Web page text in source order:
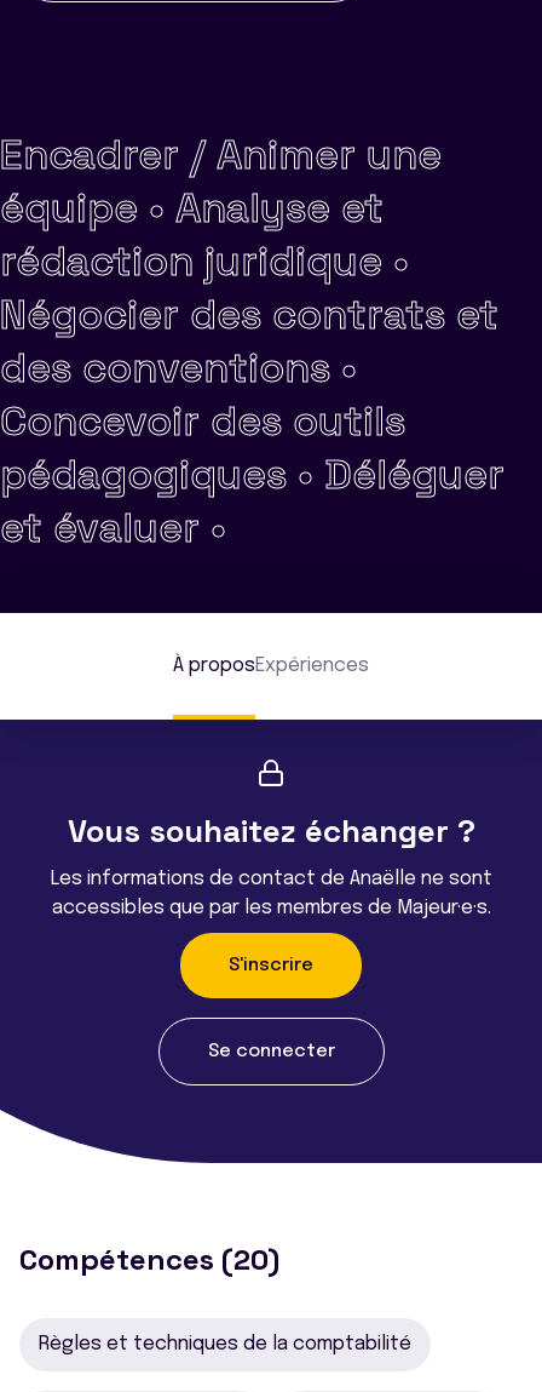
Encadrer / Animer une
équipe • Analyse et
rédaction juridique •
Négocier des contrats et
des conventions •
Concevoir des outils
pédagogiques • Déléguer
et évaluer •
À proposExpériences
Vous souhaitez échanger ?
Les informations de contact de Anaëlle ne sont
accessibles que par les membres de Majeur·e·s.
S'inscrire
Se connecter
Compétences (20)
Règles et techniques de la comptabilité